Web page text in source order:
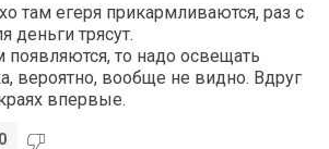
там егеря прикармливаются, раз с
деньги трясут.
появляются, то надо освещать
вероятно, вообще не видно. Вдруг
впервые.
0